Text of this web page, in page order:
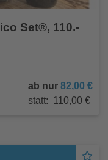
Set®, 110.-
ab nur 82,00 €
statt: 110,00 €